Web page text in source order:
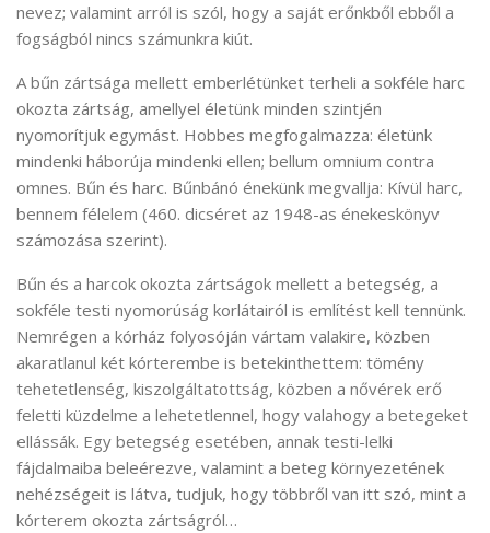
nevez; valamint arról is szól, hogy a saját erőnkből ebből a
fogságból nincs számunkra kiút.
A bűn zártsága mellett emberlétünket terheli a sokféle harc
okozta zártság, amellyel életünk minden szintjén
nyomorítjuk egymást. Hobbes megfogalmazza: életünk
mindenki háborúja mindenki ellen; bellum omnium contra
omnes. Bűn és harc. Bűnbánó énekünk megvallja: Kívül harc,
bennem félelem (460. dicséret az 1948-as énekeskönyv
számozása szerint).
Bűn és a harcok okozta zártságok mellett a betegség, a
sokféle testi nyomorúság korlátairól is említést kell tennünk.
Nemrégen a kórház folyosóján vártam valakire, közben
akaratlanul két kórterembe is betekinthettem: tömény
tehetetlenség, kiszolgáltatottság, közben a nővérek erő
feletti küzdelme a lehetetlennel, hogy valahogy a betegeket
ellássák. Egy betegség esetében, annak testi-lelki
fájdalmaiba beleérezve, valamint a beteg környezetének
nehézségeit is látva, tudjuk, hogy többről van itt szó, mint a
kórterem okozta zártságról…